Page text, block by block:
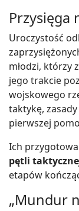
Przysięga
Uroczystość
młodzi, którzy
jego trakcie
wojskowego
taktykę,
pierwszej
Ich
pętli
etapów
„Mundur